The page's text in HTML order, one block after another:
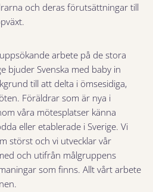
och deras förutsättningar till
arbete på de stora
bjuder Svenska med baby in
till att delta i ömsesidiga,
Föräldrar som är nya i
våra mötesplatser känna
eller etablerade i Sverige. Vi
störst och vi utvecklar vår
och utifrån målgruppens
som finns. Allt vårt arbete